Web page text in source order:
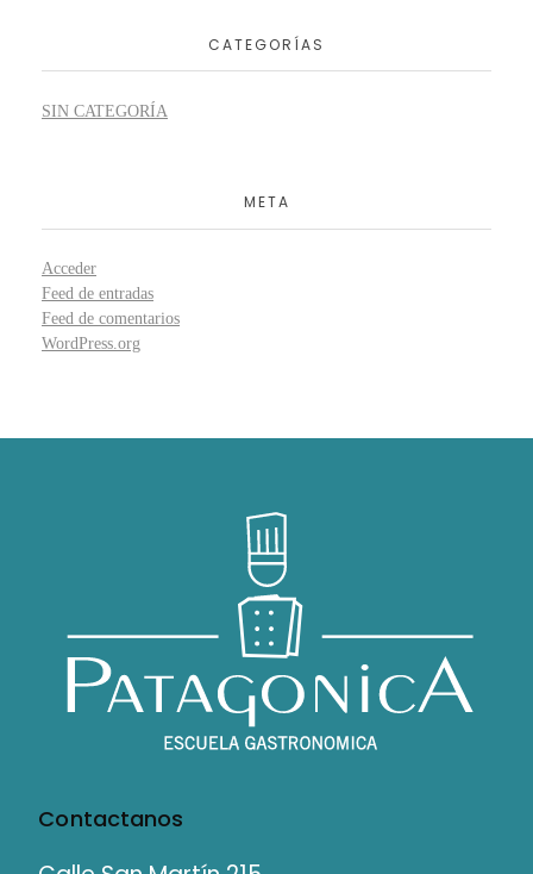
CATEGORÍAS
SIN CATEGORÍA
META
Acceder
Feed de entradas
Feed de comentarios
WordPress.org
Contactanos